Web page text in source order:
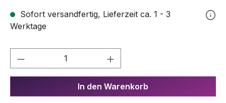
Sofort versandfertig, Lieferzeit ca. 1 - 3
Werktage
Produkt Anzahl: Gib den
In den Warenkorb